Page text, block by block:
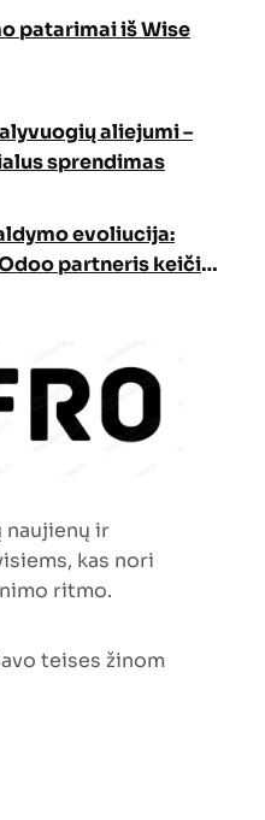
patarimai iš Wise
aliejumi –
sprendimas
evoliucija:
partneris keičia
naujienų ir
kas nori
ritmo.
teises žinom